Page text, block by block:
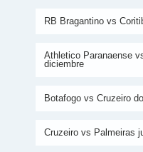
RB Bragantino vs
Athletico Paranaense
diciembre
Botafogo vs Cruzeiro
Cruzeiro vs Palmeiras